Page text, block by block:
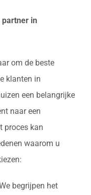
in
om de beste
klanten in
een belangrijke
naar een
proces kan
waarom u
begrijpen het